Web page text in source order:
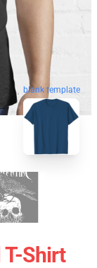
blank template
T-Shirt